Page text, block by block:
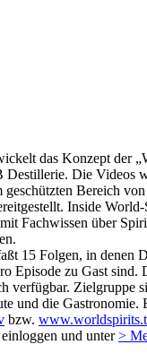
das Konzept der
Destillerie. Die Videos
Bereich
Inside
Fachwissen über
15 Folgen, in denen
Episode zu Gast sind.
verfügbar. Zielgruppe
und die Gastronomie.
bzw.
und unter>